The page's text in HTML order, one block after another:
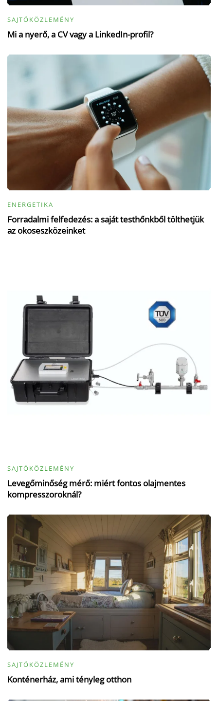
SAJTÓKÖZLEMÉNY
Mi a nyerő, a CV vagy a LinkedIn-profil?
ENERGETIKA
Forradalmi felfedezés: a saját testhőnkből tölthetjük
az okoseszközeinket
SAJTÓKÖZLEMÉNY
Levegőminőség mérő: miért fontos olajmentes
kompresszoroknál?
SAJTÓKÖZLEMÉNY
Konténerház, ami tényleg otthon